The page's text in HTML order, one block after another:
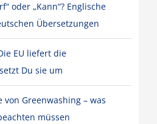
oder „Kann“? Englische
Übersetzungen
EU liefert die
Du sie um
von Greenwashing – was
müssen